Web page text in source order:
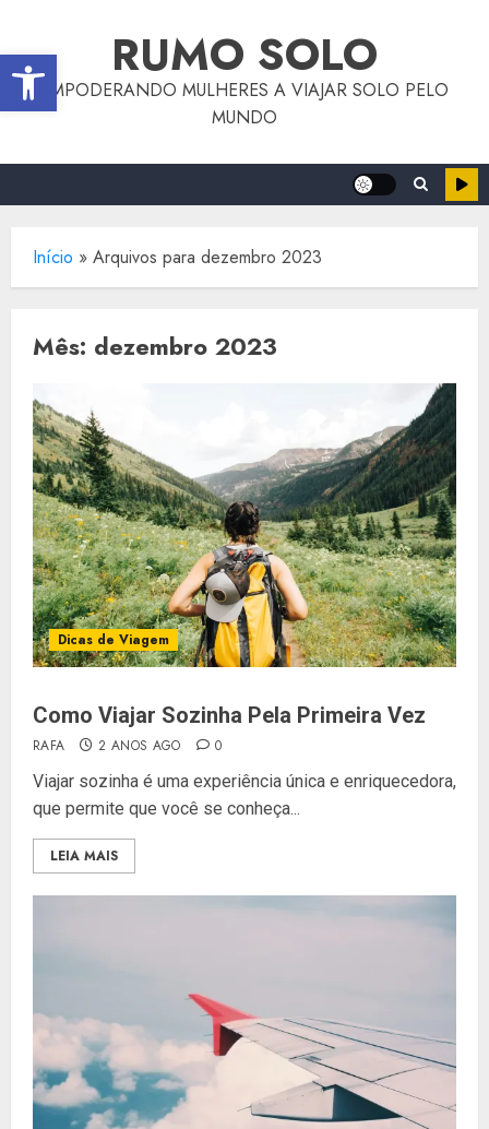
content
RUMO SOLO
EMPODERANDO MULHERES A VIAJAR SOLO PELO
MUNDO
Início » Arquivos para dezembro 2023
Mês: dezembro 2023
Dicas de Viagem
Como Viajar Sozinha Pela Primeira Vez
RAFA 2 ANOS AGO 0
Viajar sozinha é uma experiência única e enriquecedora,
que permite que você se conheça...
LEIA MAIS
Abrir a barra de ferramentas